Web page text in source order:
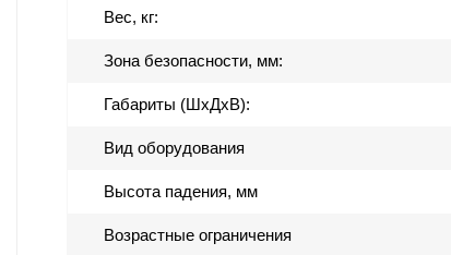
Вид оборудования
Высота падения, мм
Возрастные ограничения
Вес, кг:
Зона безопасности, мм:
Габариты (ШхДхВ):